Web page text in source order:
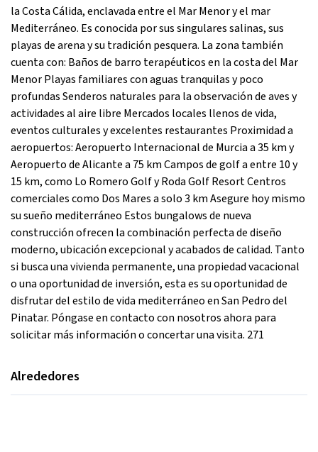
la Costa Cálida, enclavada entre el Mar Menor y el mar
Mediterráneo. Es conocida por sus singulares salinas, sus
playas de arena y su tradición pesquera. La zona también
cuenta con: Baños de barro terapéuticos en la costa del Mar
Menor Playas familiares con aguas tranquilas y poco
profundas Senderos naturales para la observación de aves y
actividades al aire libre Mercados locales llenos de vida,
eventos culturales y excelentes restaurantes Proximidad a
aeropuertos: Aeropuerto Internacional de Murcia a 35 km y
Aeropuerto de Alicante a 75 km Campos de golf a entre 10 y
15 km, como Lo Romero Golf y Roda Golf Resort Centros
comerciales como Dos Mares a solo 3 km Asegure hoy mismo
su sueño mediterráneo Estos bungalows de nueva
construcción ofrecen la combinación perfecta de diseño
moderno, ubicación excepcional y acabados de calidad. Tanto
si busca una vivienda permanente, una propiedad vacacional
o una oportunidad de inversión, esta es su oportunidad de
disfrutar del estilo de vida mediterráneo en San Pedro del
Pinatar. Póngase en contacto con nosotros ahora para
solicitar más información o concertar una visita. 271
Alrededores